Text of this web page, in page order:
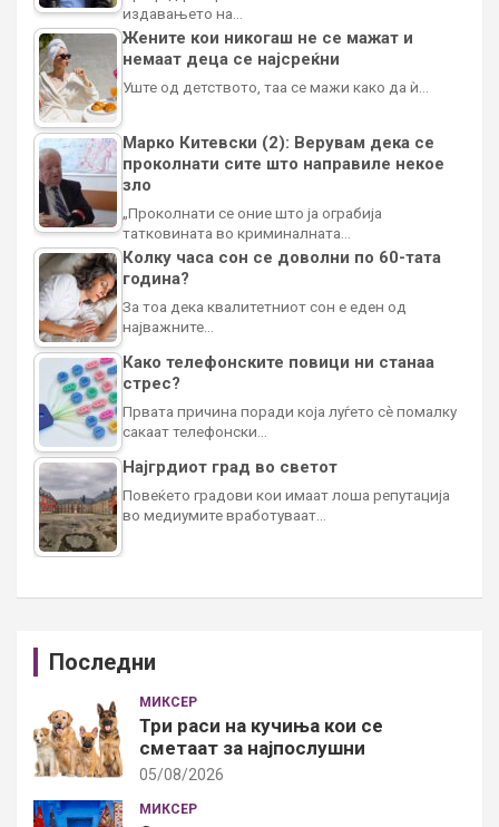
издавањето на…
Жените кои никогаш не се мажат и
немаат деца се најсреќни
Уште од детството, таа се мажи како да ѝ…
Марко Китевски (2): Верувам дека се
проколнати сите што направиле некое
зло
„Проколнати се оние што ја ограбија
татковината во криминалната…
Колку часа сон се доволни по 60-тата
година?
За тоа дека квалитетниот сон е еден од
најважните…
Како телефонските повици ни станаа
стрес?
Првата причина поради која луѓето сè помалку
сакаат телефонски…
Најгрдиот град во светот
Повеќето градови кои имаат лоша репутација
во медиумите вработуваат…
Последни
МИКСЕР
Три раси на кучиња кои се
сметаат за најпослушни
05/08/2026
МИКСЕР